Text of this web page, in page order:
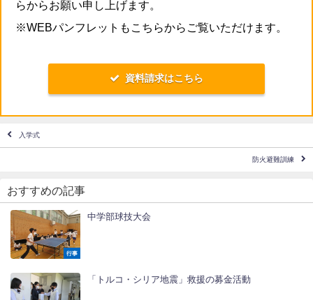
らからお願い申し上げます。
※WEBパンフレットもこちらからご覧いただけます。
資料請求はこちら
入学式
防火避難訓練
おすすめの記事
行事
中学部球技大会
「トルコ・シリア地震」救援の募金活動